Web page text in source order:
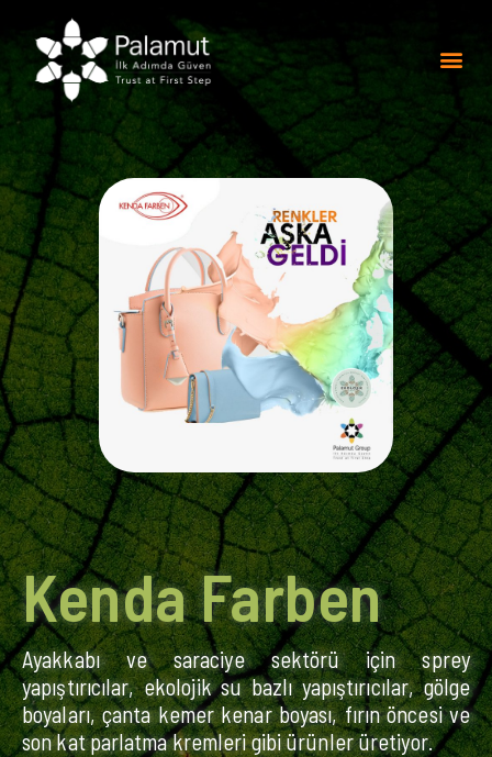
Kenda Farben
Ayakkabı ve saraciye sektörü için sprey
yapıştırıcılar, ekolojik su bazlı yapıştırıcılar, gölge
boyaları, çanta kemer kenar boyası, fırın öncesi ve
son kat parlatma kremleri gibi ürünler üretiyor.